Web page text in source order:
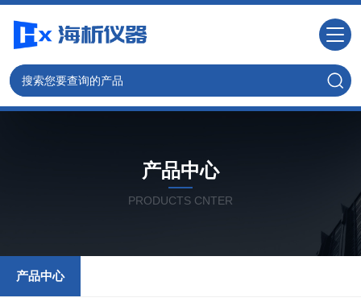
产品中心
PRODUCTS CNTER
产品中心